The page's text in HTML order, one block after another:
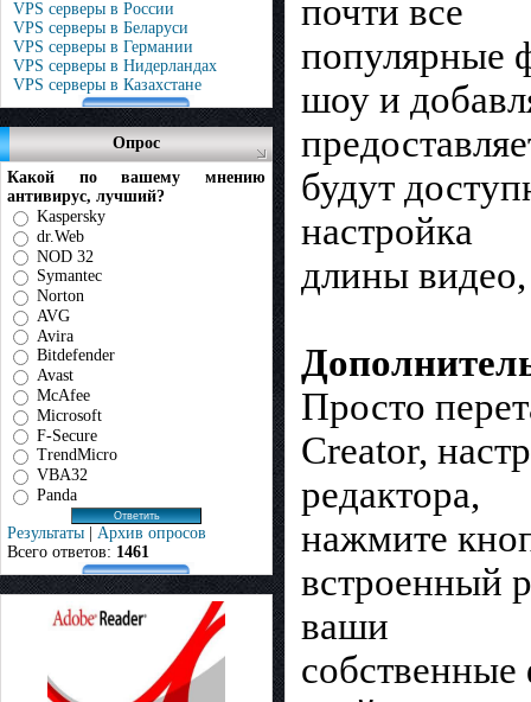
VPS серверы в России
VPS серверы в Беларуси
VPS серверы в Германии
VPS серверы в Нидерландах
VPS серверы в Казахстане
Опрос
Какой по вашему мнению
антивирус, лучший?
Kaspersky
dr.Web
NOD 32
Symantec
Norton
AVG
Avira
Bitdefender
Avast
McAfee
Microsoft
F-Secure
TrendMicro
VBA32
Panda
Результаты | Архив опросов
Всего ответов: 1461
почти все
популярные
шоу и
будут
настройка
длины
Просто
Creator,
редактора,
нажмите
встроенный
ваши